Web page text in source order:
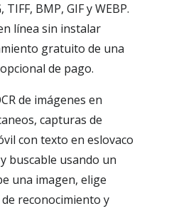
BMP, GIF y WEBP.
línea sin instalar
gratuito de una
de pago.
de imágenes en
capturas de
con texto en eslovaco
buscable usando un
una imagen, elige
reconocimiento y